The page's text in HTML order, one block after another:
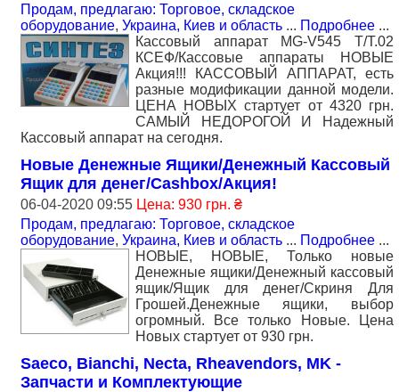
Продам, предлагаю: Торговое, складское
оборудование, Украина, Киев и область ... Подробнее ...
Кассовый аппарат MG-V545 T/T.02
КСЕФ/Кассовые аппараты НОВЫЕ
Акция!!! КАССОВЫЙ АППАРАТ, есть
разные модификации данной модели.
ЦЕНА НОВЫХ стартует от 4320 грн.
САМЫЙ НЕДОРОГОЙ И Надежный
Кассовый аппарат на сегодня.
Новые Денежные Ящики/Денежный Кассовый
Ящик для денег/Cashbox/Акция!
06-04-2020 09:55 Цена: 930 грн. ₴
Продам, предлагаю: Торговое, складское
оборудование, Украина, Киев и область ... Подробнее ...
НОВЫЕ, НОВЫЕ, Только новые
Денежные ящики/Денежный кассовый
ящик/Ящик для денег/Скриня Для
Грошей.Денежные ящики, выбор
огромный. Все только Новые. Цена
Новых стартует от 930 грн.
Saeco, Bianchi, Necta, Rheavendors, MK -
Запчасти и Комплектующие